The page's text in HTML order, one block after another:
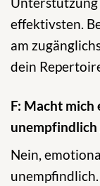
effektivsten.
am
dein
F: Macht mich
unempfindlich
Nein,